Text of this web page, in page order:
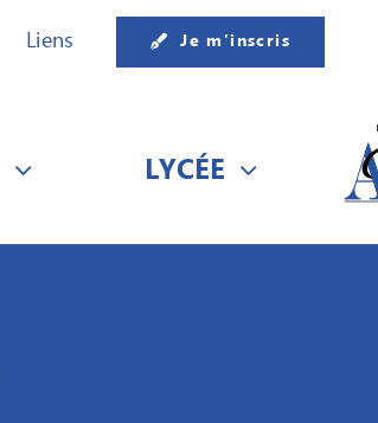
Liens Je m’inscris
LYCÉE